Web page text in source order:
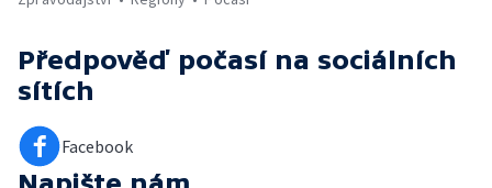
Předpověď počasí na sociálních
sítích
Facebook